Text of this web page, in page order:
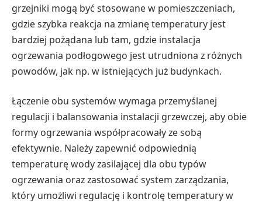
grzejniki mogą być stosowane w pomieszczeniach,
gdzie szybka reakcja na zmianę temperatury jest
bardziej pożądana lub tam, gdzie instalacja
ogrzewania podłogowego jest utrudniona z różnych
powodów, jak np. w istniejących już budynkach.
Łączenie obu systemów wymaga przemyślanej
regulacji i balansowania instalacji grzewczej, aby obie
formy ogrzewania współpracowały ze sobą
efektywnie. Należy zapewnić odpowiednią
temperaturę wody zasilającej dla obu typów
ogrzewania oraz zastosować system zarządzania,
który umożliwi regulację i kontrolę temperatury w